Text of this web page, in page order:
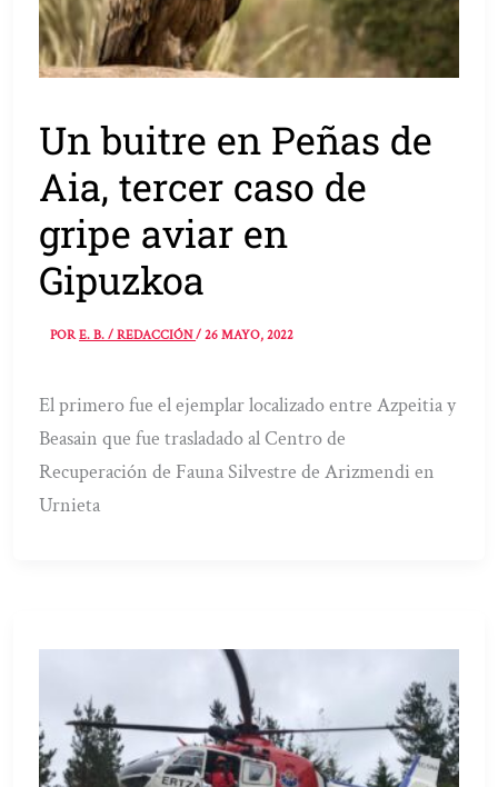
Un buitre en Peñas de
Aia, tercer caso de
gripe aviar en
Gipuzkoa
PORE. B. / REDACCIÓN/26 MAYO, 2022
El primero fue el ejemplar localizado entre Azpeitia y
Beasain que fue trasladado al Centro de
Recuperación de Fauna Silvestre de Arizmendi en
Urnieta